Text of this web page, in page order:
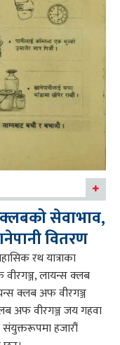
क्लबको सेवाभाव,
वितरण
रथ यात्राका
लायन्स क्लब
क्लब अफ वीरगञ्ज
अफ वीरगञ्ज जय गहवा
संयुक्तरूपमा हजारौं